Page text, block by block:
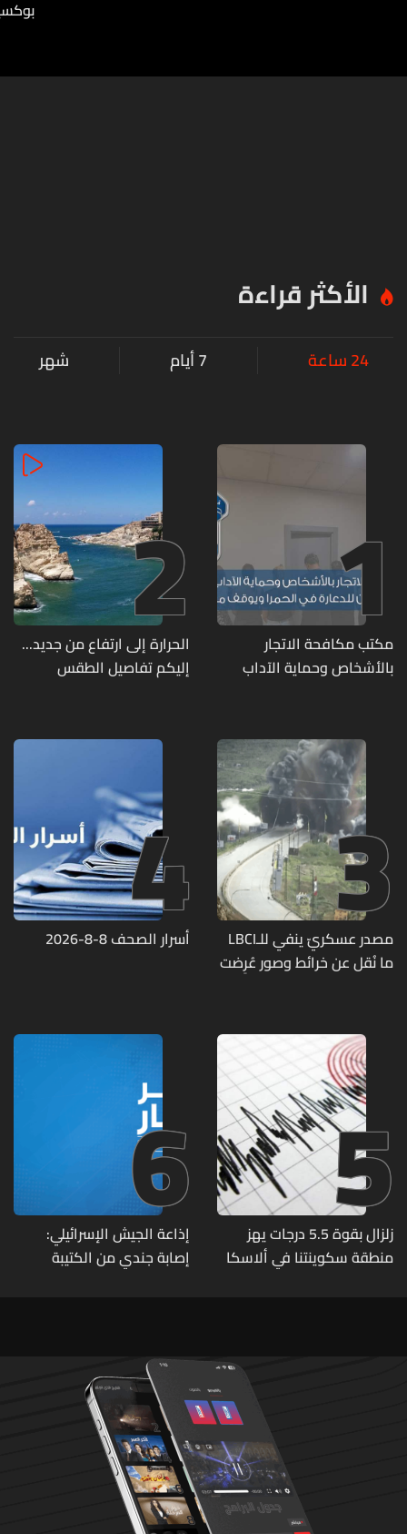
الأكثر قراءة
24 ساعة 7 أيام شهر
1
مكتب مكافحة الاتجار
بالأشخاص وحماية الآداب
متورطين
2
الحرارة إلى ارتفاع من جديد...
إليكم تفاصيل الطقس
3
مصدر عسكريّ ينفي للـLBCI
ما نُقل عن خرائط وصور عُرِضت
تحت الأرض
4
أسرار الصحف 8-8-2026
5
زلزال بقوة 5.5 درجات يهز
منطقة سكوينتنا في ألاسكا
6
إذاعة الجيش الإسرائيلي:
إصابة جندي من الكتيبة